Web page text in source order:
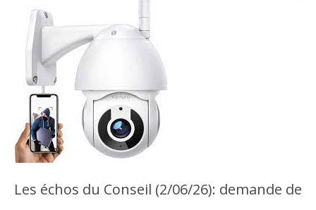
Les échos du Conseil (2/06/26): demande de